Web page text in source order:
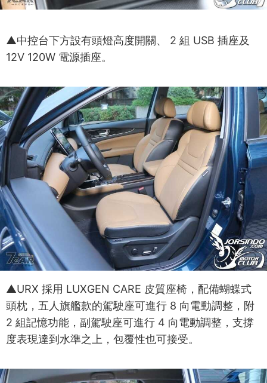
▲中控台下方設有頭燈高度開關、 2 組 USB 插座及
12V 120W 電源插座。
▲URX 採用 LUXGEN CARE 皮質座椅，配備蝴蝶式
頭枕，五人旗艦款的駕駛座可進行 8 向電動調整，附
2 組記憶功能，副駕駛座可進行 4 向電動調整，支撐
度表現達到水準之上，包覆性也可接受。